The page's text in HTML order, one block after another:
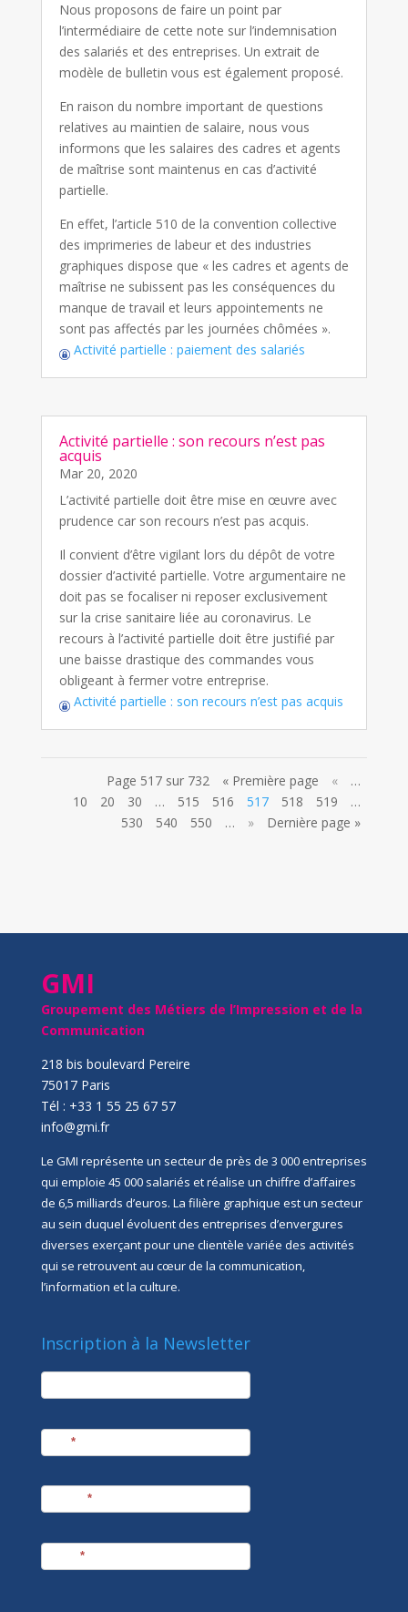
Nous proposons de faire un point par
l’intermédiaire de cette note sur l’indemnisation
des salariés et des entreprises. Un extrait de
modèle de bulletin vous est également proposé.
En raison du nombre important de questions
relatives au maintien de salaire, nous vous
informons que les salaires des cadres et agents
de maîtrise sont maintenus en cas d’activité
partielle.
En effet, l’article 510 de la convention collective
des imprimeries de labeur et des industries
graphiques dispose que « les cadres et agents de
maîtrise ne subissent pas les conséquences du
manque de travail et leurs appointements ne
sont pas affectés par les journées chômées ».
Activité partielle : paiement des salariés
Activité partielle : son recours n’est pas
acquis
Mar 20, 2020
L’activité partielle doit être mise en œuvre avec
prudence car son recours n’est pas acquis.
Il convient d’être vigilant lors du dépôt de votre
dossier d’activité partielle. Votre argumentaire ne
doit pas se focaliser ni reposer exclusivement
sur la crise sanitaire liée au coronavirus. Le
recours à l’activité partielle doit être justifié par
une baisse drastique des commandes vous
obligeant à fermer votre entreprise.
Activité partielle : son recours n’est pas acquis
Page 517 sur 732 « Première page «
…
10
20 30 … 515 516 517 518 519
…
530
540 550 … » Dernière page »
GMI
Groupement des Métiers de l’Impression et de la
Communication
218 bis boulevard Pereire
75017 Paris
Tél : +33 1 55 25 67 57
info@gmi.fr
Le GMI représente un secteur de près de 3 000 entreprises
qui emploie 45 000 salariés et réalise un chiffre d’affaires
de 6,5 milliards d’euros. La filière graphique est un secteur
au sein duquel évoluent des entreprises d’envergures
diverses exerçant pour une clientèle variée des activités
qui se retrouvent au cœur de la communication,
l’information et la culture.
Inscription à la Newsletter
newsletter
*
*
*